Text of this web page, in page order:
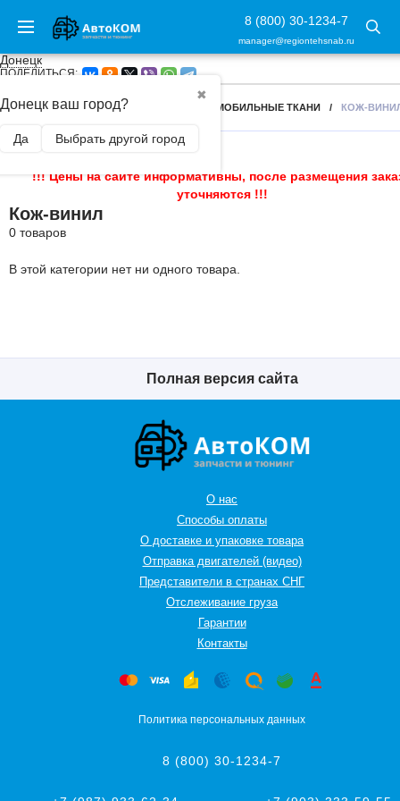
8 (800) 30-1234-7
manager@regiontehsnab.ru
Донецк
✖
Донецк ваш город?
Да Выбрать другой город
ПОДЕЛИТЬСЯ:
ГЛАВНАЯ / ТЮНИНГ САЛОНА АВТОМОБИЛЬНЫЕ ТКАНИ / КОЖ-
!!! Цены на сайте информативны, после размещения
уточняются !!!
Кож-винил
0 товаров
В этой категории нет ни одного товара.
Полная версия сайта
О нас
Способы оплаты
О доставке и упаковке товара
Отправка двигателей (видео)
Представители в странах СНГ
Oтслеживание груза
Гарантии
Контакты
Политика персональных данных
8 (800) 30-1234-7